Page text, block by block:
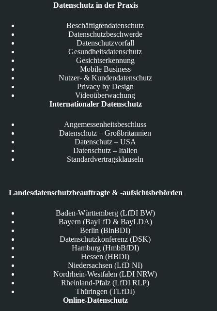
Datenschutz in der Praxis
Beschäftigtendatenschutz
Datenschutzbeschwerde
Datenschutzvorfall
Gesundheitsdatenschutz
Gesichtserkennung
Mobile Business
Nutzer- & Kundendatenschutz
Privacy by Design
Videoüberwachung
Internationaler Datenschutz
Angemessenheitsbeschluss
Datenschutz – Großbritannien
Datenschutz – USA
Datenschutz – Italien
Standardvertragsklauseln
Landesdatenschutzbeauftragte & -aufsichtsbehörden
Baden-Württemberg (LfDI BW)
Bayern (BayLfD & BayLDA)
Berlin (BlnBDI)
Datenschutzkonferenz (DSK)
Hamburg (HmbBfDI)
Hessen (HBDI)
Niedersachsen (LfD NI)
Nordrhein-Westfalen (LDI NRW)
Rheinland-Pfalz (LfDI RLP)
Thüringen (TLfDI)
Online-Datenschutz